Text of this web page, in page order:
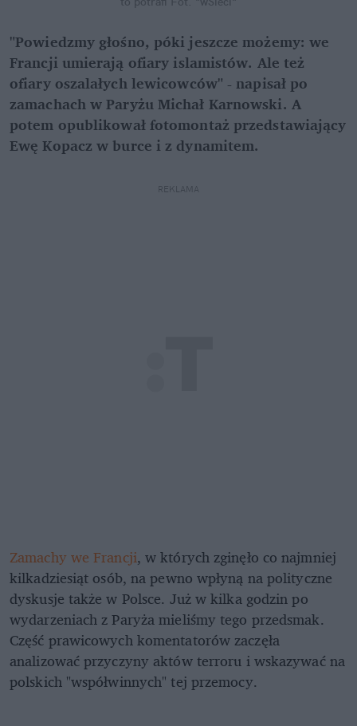
"Powiedzmy głośno, póki jeszcze możemy: we
Francji umierają ofiary islamistów. Ale też
ofiary oszalałych lewicowców" - napisał po
zamachach w Paryżu Michał Karnowski. A
potem opublikował fotomontaż przedstawiający
Ewę Kopacz w burce i z dynamitem.
REKLAMA
Zamachy we Francji, w których zginęło co najmniej
kilkadziesiąt osób, na pewno wpłyną na polityczne
dyskusje także w Polsce. Już w kilka godzin po
wydarzeniach z Paryża mieliśmy tego przedsmak.
Część prawicowych komentatorów zaczęła
analizować przyczyny aktów terroru i wskazywać na
polskich "współwinnych" tej przemocy.